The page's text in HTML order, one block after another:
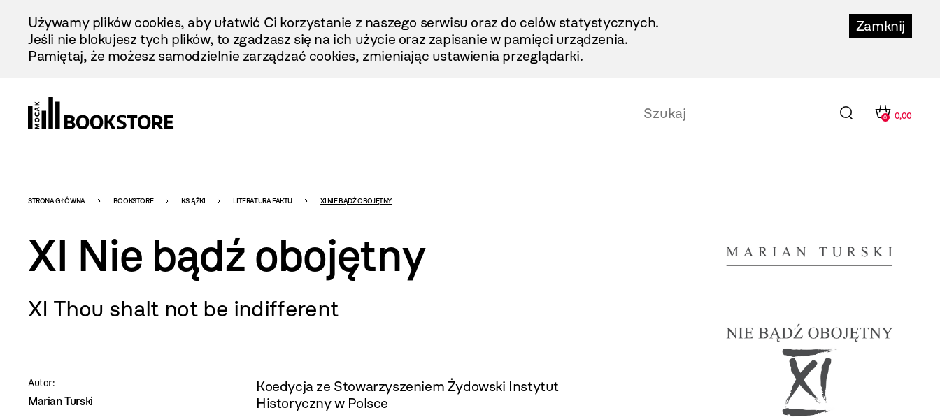
Treści
Zamknij
Używamy plików cookies, aby ułatwić Ci korzystanie z naszego serwisu oraz do celów statystycznych.
Jeśli nie blokujesz tych plików, to zgadzasz się na ich użycie oraz zapisanie w pamięci urządzenia.
Pamiętaj, że możesz samodzielnie zarządzać cookies, zmieniając ustawienia przeglądarki.
0 0,00
Bookstore
-
szablon
szczegóły
STRONA GŁÓWNA BOOKSTORE KSIĄŻKI LITERATURA FAKTU XI NIE BĄDŹ OBOJĘTNY
XI Nie bądź obojętny
XI Thou shalt not be indifferent
Autor:
Marian Turski
Koedycja ze Stowarzyszeniem Żydowski Instytut
Historyczny w Polsce